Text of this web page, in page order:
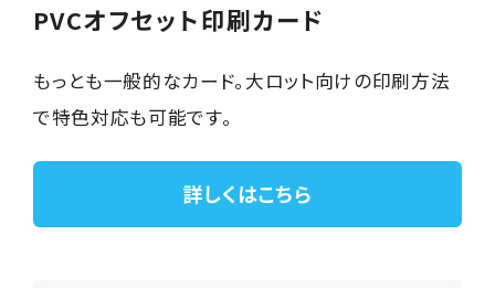
PVCオフセット印刷カード
もっとも一般的なカード。大ロット向けの印刷方法
で特色対応も可能です。
詳しくはこちら